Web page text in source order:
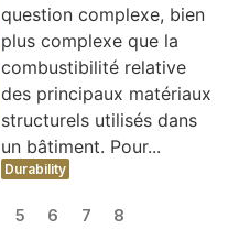
question complexe, bien
plus complexe que la
combustibilité relative
des principaux matériaux
structurels utilisés dans
un bâtiment. Pour...
Durability
5 6 7 8